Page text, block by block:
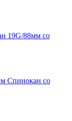
19G/88мм со
Спинокан со